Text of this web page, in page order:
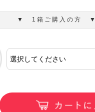
▼ 1箱ご購入の方 ▼